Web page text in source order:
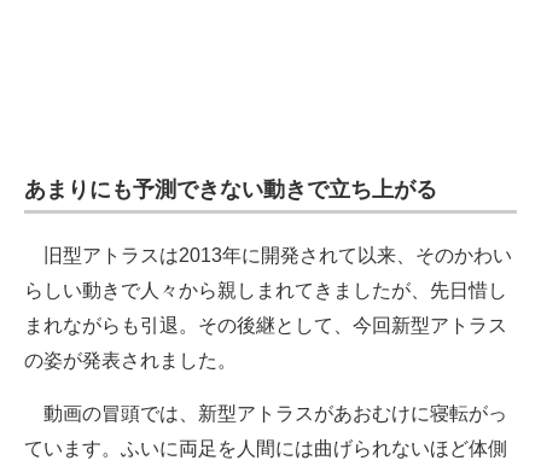
あまりにも予測できない動きで立ち上がる
旧型アトラスは2013年に開発されて以来、そのかわい
らしい動きで人々から親しまれてきましたが、先日惜し
まれながらも引退。その後継として、今回新型アトラス
の姿が発表されました。
動画の冒頭では、新型アトラスがあおむけに寝転がっ
ています。ふいに両足を人間には曲げられないほど体側